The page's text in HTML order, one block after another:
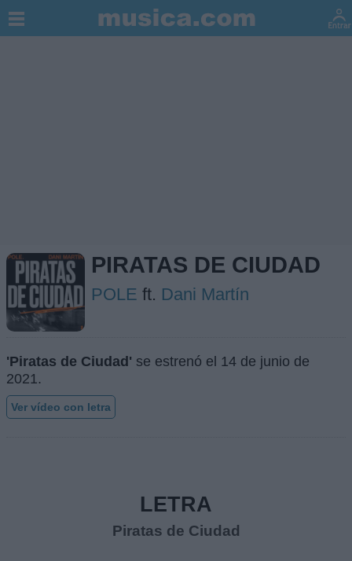
PIRATAS DE CIUDAD
POLE ft. Dani Martín
'Piratas de Ciudad' se estrenó el 14 de junio de
2021 .
Ver vídeo con letra
LETRA
Piratas de Ciudad